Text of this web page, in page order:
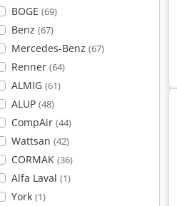
BOGE (69)
Benz (67)
Mercedes-Benz (67)
Renner (64)
ALMIG (61)
ALUP (48)
CompAir (44)
Wattsan (42)
CORMAK (36)
Alfa Laval (1)
York (1)